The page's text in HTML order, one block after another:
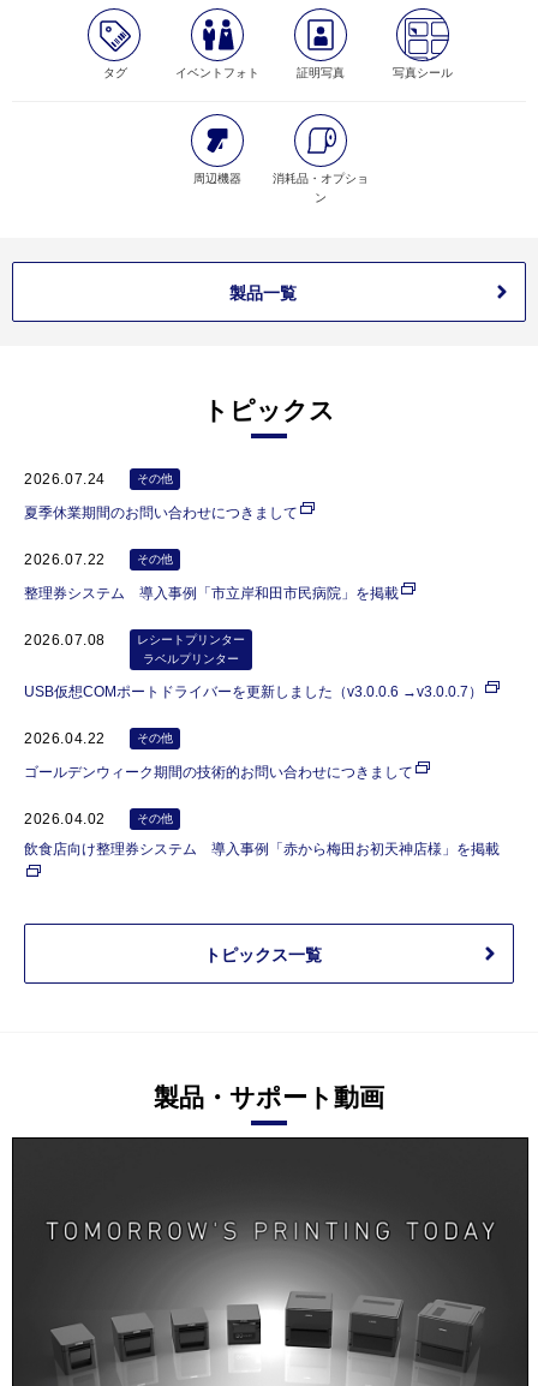
タグ イベントフォト 証明写真 写真シール
周辺機器
消耗品・オプショ
ン
製品一覧
トピックス
2026.07.24 その他
夏季休業期間のお問い合わせにつきまして
2026.07.22 その他
整理券システム 導入事例「市立岸和田市民病院」を掲載
2026.07.08
レシートプリンター
ラベルプリンター
USB仮想COMポートドライバーを更新しました（v3.0.0.6 →v3.0.0.7）
2026.04.22 その他
ゴールデンウィーク期間の技術的お問い合わせにつきまして
2026.04.02 その他
飲食店向け整理券システム 導入事例「赤から梅田お初天神店様」を掲載
トピックス一覧
製品・サポート動画